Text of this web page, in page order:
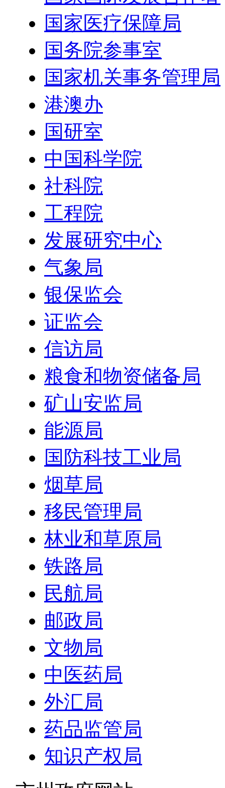
国家医疗保障局
国务院参事室
国家机关事务管理局
港澳办
国研室
中国科学院
社科院
工程院
发展研究中心
气象局
银保监会
证监会
信访局
粮食和物资储备局
矿山安监局
能源局
国防科技工业局
烟草局
移民管理局
林业和草原局
铁路局
民航局
邮政局
文物局
中医药局
外汇局
药品监管局
知识产权局